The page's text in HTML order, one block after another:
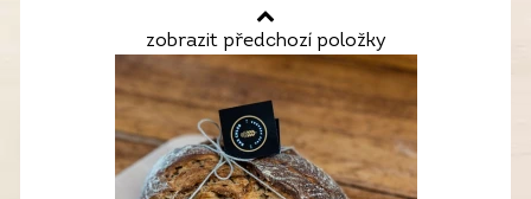
zobrazit předchozí položky